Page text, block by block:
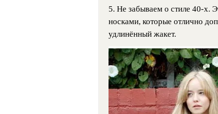
5. Не забываем о стиле 40-х.
носками, которые отлично
удлинённый жакет.